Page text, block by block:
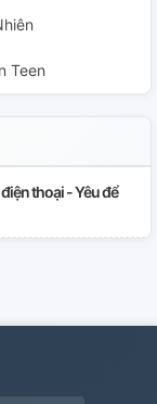
Teen
thoại - Yêu để